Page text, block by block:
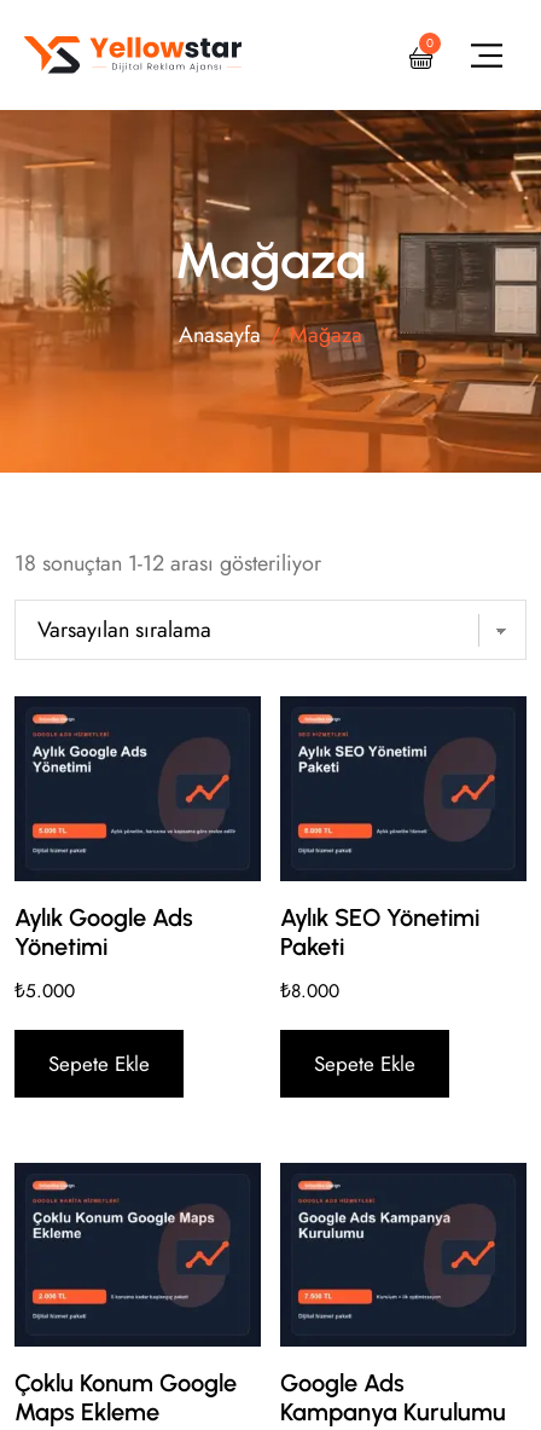
0
Mağaza
Anasayfa Mağaza
18 sonuçtan 1-12 arası gösteriliyor
Aylık Google Ads
Yönetimi
₺5.000
Sepete Ekle
Aylık SEO Yönetimi
Paketi
₺8.000
Sepete Ekle
Çoklu Konum Google
Maps Ekleme
Google Ads
Kampanya Kurulumu